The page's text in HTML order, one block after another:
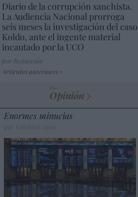
Diario de la corrupción sanchista.
La Audiencia Nacional prorroga
seis meses la investigación del caso
Koldo, ante el ingente material
incautado por la UCO
Artículos anteriores
Opinión
Enormes minucias